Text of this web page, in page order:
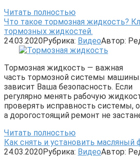
Читать полностью
Что такое тормозная жидкость?
тормозных жидкостей.
24.03.2020Рубрика: ВидеоАвтор:
Тормозная жидкость — важная
часть тормозной системы
зависит Ваша безопасность. Если
регулярно менять рабочую
проверять исправность системы,
а дорогостоящий ремонт не
Читать полностью
Как снять и установить масляный
24.03.2020Рубрика: ВидеоАвтор: